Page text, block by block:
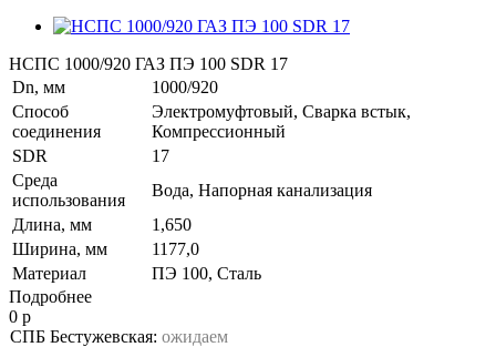
НСПС 1000/920 ГАЗ ПЭ 100 SDR 17
Dn, мм
1000/920
Способ
соединения
Электромуфтовый, Сварка встык,
Компрессионный
SDR
17
Среда
использования
Вода, Напорная канализация
Длина, мм
1,650
Ширина, мм
1177,0
Материал
ПЭ 100, Сталь
Подробнее
0 р
СПБ Бестужевская: ожидаем